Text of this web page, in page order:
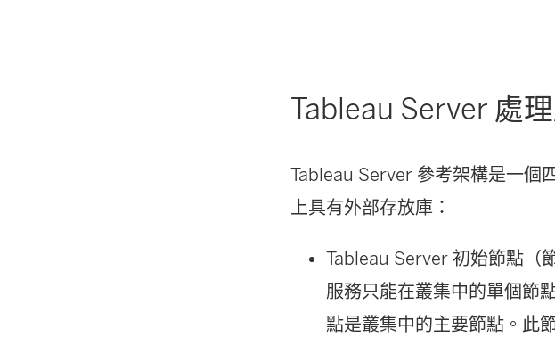
Tableau Server 處
Tableau Server 參考架構是一個
上具有外部存放庫：
Tableau Server 初始節點（
服務只能在叢集中的單個節
點是叢集中的主要節點。此